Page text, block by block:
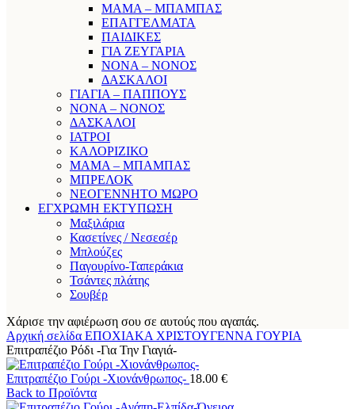
ΜΑΜΑ – ΜΠΑΜΠΑΣ
ΕΠΑΓΓΕΛΜΑΤΑ
ΠΑΙΔΙΚΕΣ
ΓΙΑ ΖΕΥΓΑΡΙΑ
ΝΟΝΑ – ΝΟΝΟΣ
ΔΑΣΚΑΛΟΙ
ΓΙΑΓΙΑ – ΠΑΠΠΟΥΣ
ΝΟΝΑ – ΝΟΝΟΣ
ΔΑΣΚΑΛΟΙ
ΙΑΤΡΟΙ
ΚΑΛΟΡΙΖΙΚΟ
ΜΑΜΑ – ΜΠΑΜΠΑΣ
ΜΠΡΕΛΟΚ
ΝΕΟΓΕΝΝΗΤΟ ΜΩΡΟ
ΕΓΧΡΩΜΗ ΕΚΤΥΠΩΣΗ
Μαξιλάρια
Κασετίνες / Νεσεσέρ
Μπλούζες
Παγουρίνο-Ταπεράκια
Τσάντες πλάτης
Σουβέρ
Χάρισε την αφιέρωση σου σε αυτούς που αγαπάς.
Αρχική σελίδα ΕΠΟΧΙΑΚΑ ΧΡΙΣΤΟΥΓΕΝΝΑ ΓΟΥΡΙΑ
Επιτραπέζιο Ρόδι -Για Την Γιαγιά-
Επιτραπέζιο Γούρι -Χιονάνθρωπος- 18.00 €
Back to Προϊόντα